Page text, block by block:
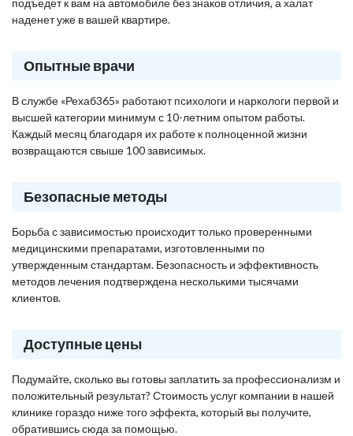
подъедет к вам на автомобиле без знаков отличия, а халат
наденет уже в вашей квартире.
Опытные врачи
В службе «Рехаб365» работают психологи и наркологи первой и
высшей категории минимум с 10-летним опытом работы.
Каждый месяц благодаря их работе к полноценной жизни
возвращаются свыше 100 зависимых.
Безопасные методы
Борьба с зависимостью происходит только проверенными
медицинскими препаратами, изготовленными по
утвержденным стандартам. Безопасность и эффективность
методов лечения подтверждена несколькими тысячами
клиентов.
Доступные цены
Подумайте, сколько вы готовы заплатить за профессионализм и
положительный результат? Стоимость услуг компании в нашей
клинике гораздо ниже того эффекта, который вы получите,
обратившись сюда за помощью.